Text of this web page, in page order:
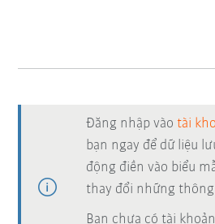
Đăng nhập vàotài
bạn ngay để dữ liệu
động điền vào biểu
thay đổi những
Bạn chưa có tài